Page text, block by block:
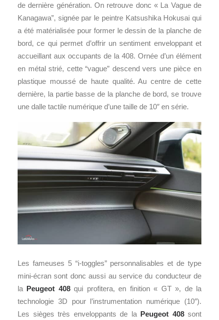
de dernière génération. On retrouve donc « La Vague de
Kanagawa”, signée par le peintre Katsushika Hokusai qui
a été matérialisée pour former le dessin de la planche de
bord, ce qui permet d’offrir un sentiment enveloppant et
accueillant aux occupants de la 408. Ornée d’un élément
en métal strié, cette “vague” descend vers une pièce en
plastique moussé de haute qualité. Au centre de cette
dernière, la partie basse de la planche de bord, se trouve
une dalle tactile numérique d’une taille de 10″ en série.
Les fameuses 5 “i-toggles” personnalisables et de type
mini-écran sont donc aussi au service du conducteur de
la Peugeot 408qui profitera, en finition « GT », de la
technologie 3D pour l’instrumentation numérique (10″).
Les sièges très enveloppants de la Peugeot 408sont